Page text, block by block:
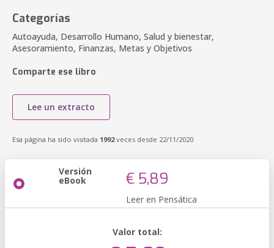
Categorías
Autoayuda, Desarrollo Humano, Salud y bienestar,
Asesoramiento, Finanzas, Metas y Objetivos
Comparte ese libro
Lee un extracto
Esa página ha sido visitada 1992veces desde 22/11/2020
Versión
eBook € 5,89
Leer en Pensática
Valor total: